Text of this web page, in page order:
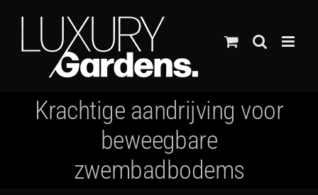
inhoud
Krachtige aandrijving voor
beweegbare
zwembadbodems